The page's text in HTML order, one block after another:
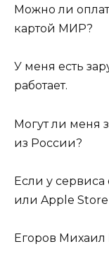
Можно ли
картой МИР?
У меня есть
работает.
Могут ли меня
из России?
Если у
или Apple Store
Егоров Михаил